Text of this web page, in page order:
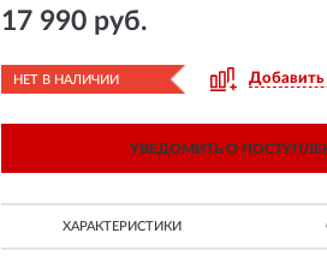
17 990 руб.
НЕТ В НАЛИЧИИ Добавить
УВЕДОМИТЬ О
ХАРАКТЕРИСТИКИ